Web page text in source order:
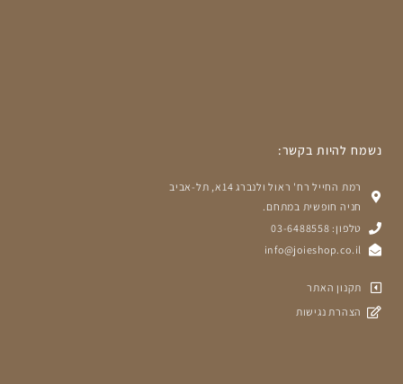
נשמח להיות בקשר:
רמת החייל רח' ראול ולנברג 14א, תל-אביב
חניה חופשית במתחם.
טלפון: 03-6488558
info@joieshop.co.il
תקנון האתר
הצהרת נגישות